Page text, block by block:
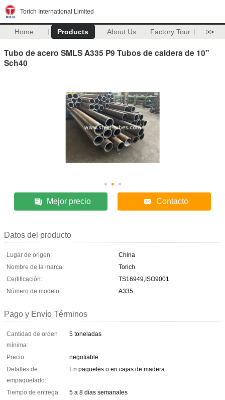
Torich International Limited
Home Products About Us Factory Tour >>
Tubo de acero SMLS A335 P9 Tubos de caldera de 10"
Sch40
Mejor precio Contacto
Datos del producto
Lugar de origen:
China
Nombre de la marca:
Torich
Certificación:
TS16949,ISO9001
Número de modelo:
A335
Pago y Envío Términos
Cantidad de orden
mínima:
5 toneladas
Precio:
negotiable
Detalles de
empaquetado:
En paquetes o en cajas de madera
Tiempo de entrega:
5 a 8 días semanales